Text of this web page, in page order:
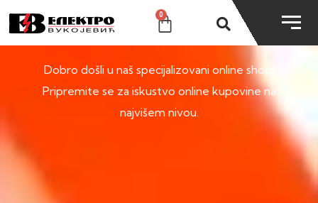
0
SHOP
Dobro došli u naš specijalizovani online shop.
Pripremite se za iskustvo online kupovine na
najvišem nivou.